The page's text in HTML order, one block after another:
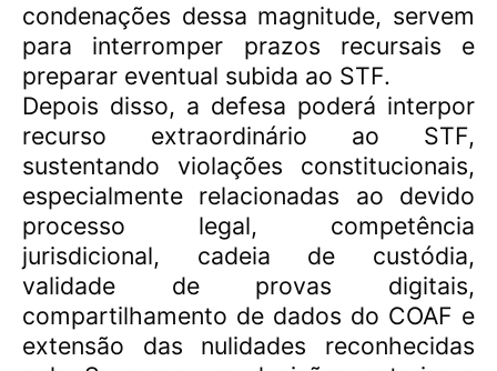
condenações dessa magnitude, servem
para interromper prazos recursais e
preparar eventual subida ao STF.
Depois disso, a defesa poderá interpor
recurso extraordinário ao STF,
sustentando violações constitucionais,
especialmente relacionadas ao devido
processo legal, competência
jurisdicional, cadeia de custódia,
validade de provas digitais,
compartilhamento de dados do COAF e
extensão das nulidades reconhecidas